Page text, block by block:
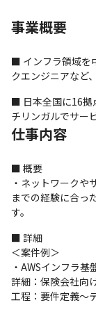
事業概要
■ インフラ領域を
クエンジニアなど
■ 日本全国に16拠
チリンガルでサー
仕事内容
■ 概要
・ネットワークや
までの経験に合っ
す。
■ 詳細
＜案件例＞
・AWSインフラ基
詳細：保険会社向
工程：要件定義～